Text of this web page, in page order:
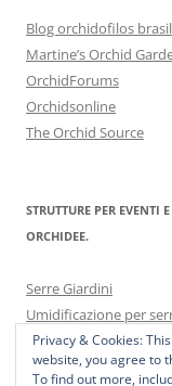
Blog orchidofilos brasil
Martine’s Orchid
OrchidForums
Orchidsonline
The Orchid Source
STRUTTURE PER EVENTI
ORCHIDEE.
Serre Giardini
Umidificazione per
Privacy & Cookies:
website, you agree to
To find out more,